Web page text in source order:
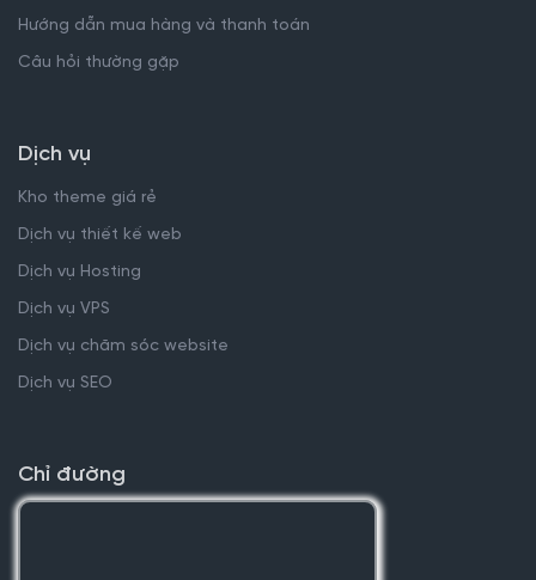
Hướng dẫn mua hàng và thanh toán
Câu hỏi thường gặp
Dịch vụ
Kho theme giá rẻ
Dịch vụ thiết kế web
Dịch vụ Hosting
Dịch vụ VPS
Dịch vụ chăm sóc website
Dịch vụ SEO
Chỉ đường